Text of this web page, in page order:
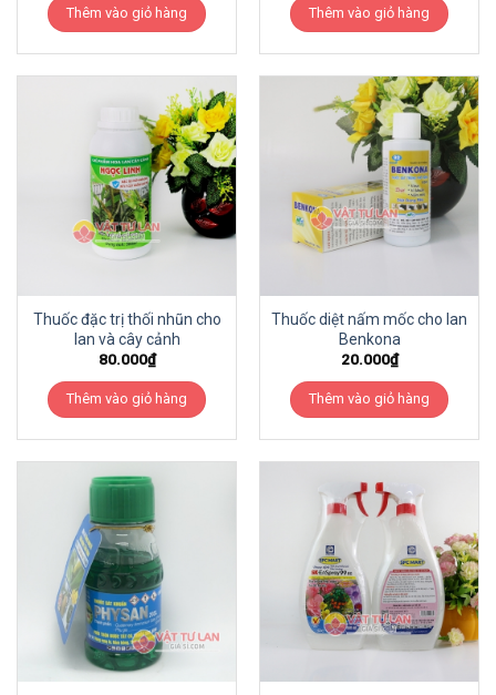
Thêm vào giỏ hàng Thêm vào giỏ hàng
Thuốc đặc trị thối nhũn cho
lan và cây cảnh
80.000₫
Thêm vào giỏ hàng
Thuốc diệt nấm mốc cho lan
Benkona
20.000₫
Thêm vào giỏ hàng